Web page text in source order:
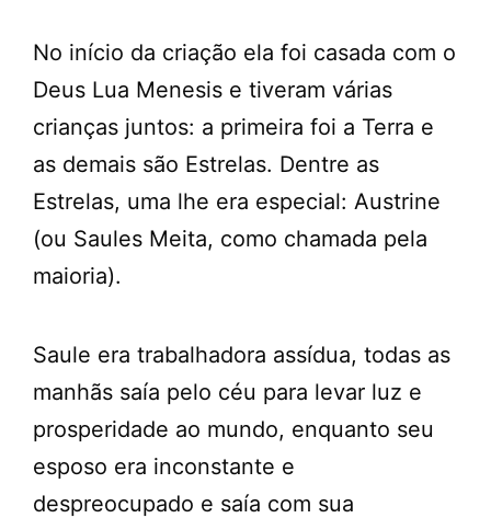
No início da criação ela foi casada com o
Deus Lua Menesis e tiveram várias
crianças juntos: a primeira foi a Terra e
as demais são Estrelas. Dentre as
Estrelas, uma lhe era especial: Austrine
(ou Saules Meita, como chamada pela
maioria).
Saule era trabalhadora assídua, todas as
manhãs saía pelo céu para levar luz e
prosperidade ao mundo, enquanto seu
esposo era inconstante e
despreocupado e saía com sua